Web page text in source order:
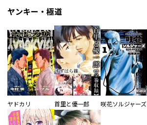
ヤンキー・極道
ヤドカリ 首里と優一郎 咲花ソルジャーズ